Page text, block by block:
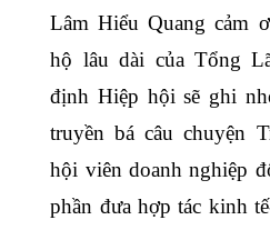
Lâm Hiểu Quang cảm
hộ lâu dài của Tổng
định Hiệp hội sẽ ghi
truyền bá câu chuyện
hội viên doanh nghiệp
phần đưa hợp tác kinh